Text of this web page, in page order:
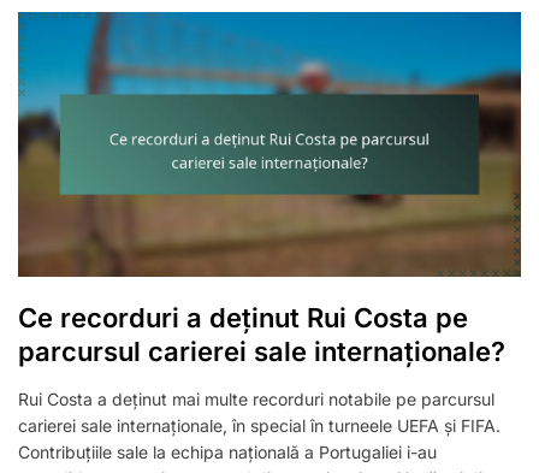
Ce recorduri a deținut Rui Costa pe
parcursul carierei sale internaționale?
Rui Costa a deținut mai multe recorduri notabile pe parcursul
carierei sale internaționale, în special în turneele UEFA și FIFA.
Contribuțiile sale la echipa națională a Portugaliei i-au